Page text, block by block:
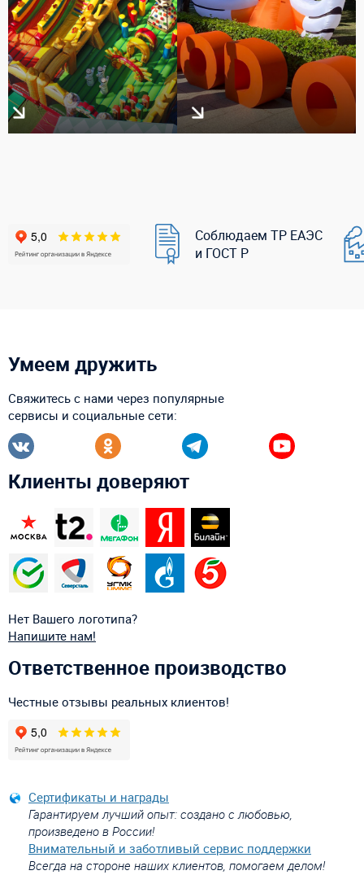
Соблюдаем ТР ЕАЭС
и ГОСТ Р
Умеем дружить
Свяжитесь с нами через популярные
сервисы и социальные сети:
Клиенты доверяют
Нет Вашего логотипа?
Напишите нам!
Ответственное производство
Честные отзывы реальных клиентов!
Сертификаты и награды
Гарантируем лучший опыт: создано с любовью,
произведено в России!
Внимательный и заботливый сервис поддержки
Всегда на стороне наших клиентов, помогаем делом!